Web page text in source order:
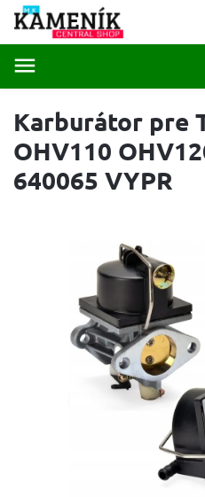
Karburátor pre
OHV110
640065 VYPR